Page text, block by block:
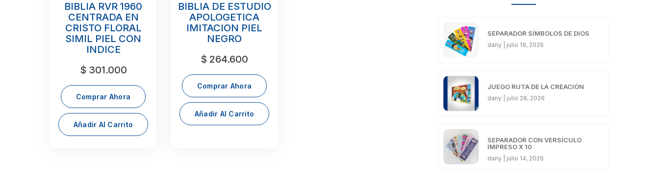
BIBLIA RVR 1960
CENTRADA EN
CRISTO FLORAL
SIMIL PIEL CON
INDICE
$ 301.000
Comprar Ahora
Añadir Al Carrito
BIBLIA DE ESTUDIO
APOLOGETICA
IMITACION PIEL
NEGRO
$ 264.600
Comprar Ahora
Añadir Al Carrito
SEPARADOR SÍMBOLOS DE DIOS
dany julio 19, 2026
JUEGO RUTA DE LA CREACIÓN
dany julio 28, 2026
SEPARADOR CON VERSÍCULO
IMPRESO X 10
dany julio 14, 2026